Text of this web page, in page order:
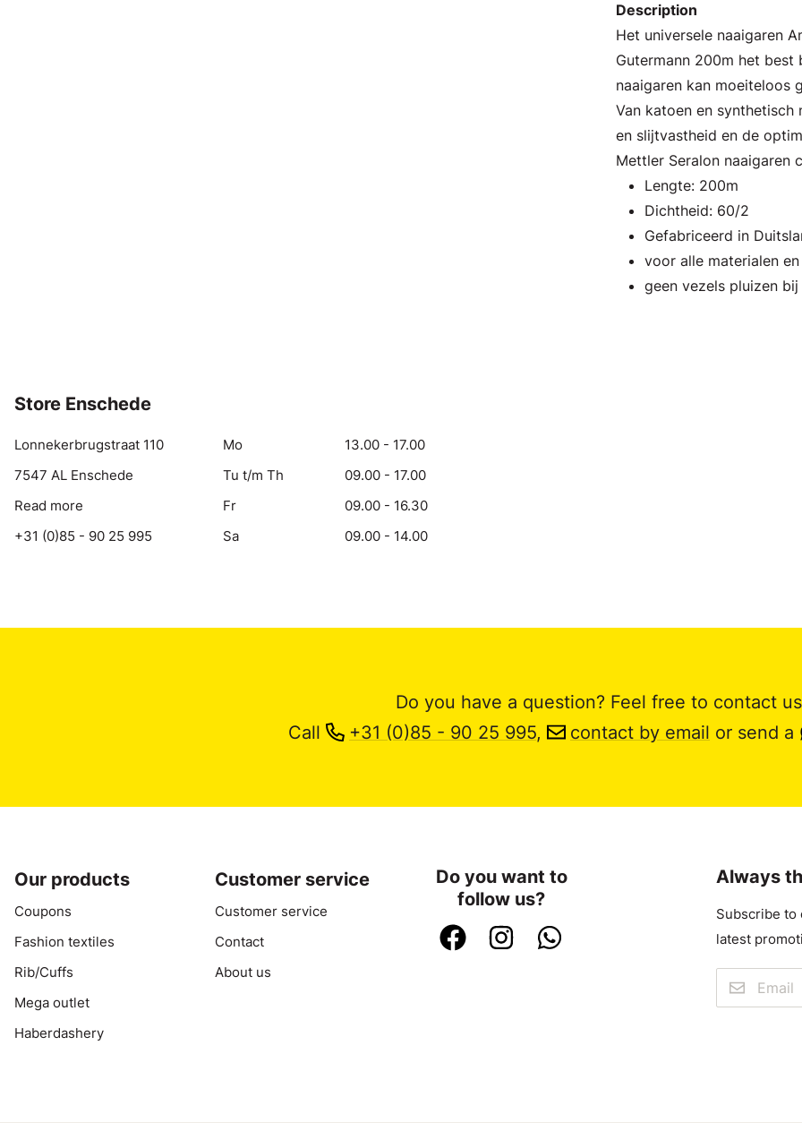
Description
Het universele naaigaren
Gutermann 200m het
naaigaren kan moeiteloos
Van katoen en
en slijtvastheid en de
Mettler Seralon naaigaren
Lengte: 200m
Dichtheid: 60/2
Gefabriceerd in
voor alle materialen
geen vezels pluizen
Store Enschede
Lonnekerbrugstraat 110
7547 AL Enschede
Read more
+31 (0)85 - 90 25 995
Mo
13.00 - 17.00
Tu t/m Th
09.00 - 17.00
Fr
09.00 - 16.30
Sa
09.00 - 14.00
Do you have a question? Feel free to contact
Call
+31 (0)85 - 90 25 995, contact by email or send a
Our products
Coupons
Fashion textiles
Rib/Cuffs
Mega outlet
Haberdashery
Customer service
Customer service
Contact
About us
Do you want to
follow us?
Always
Subscribe to
latest